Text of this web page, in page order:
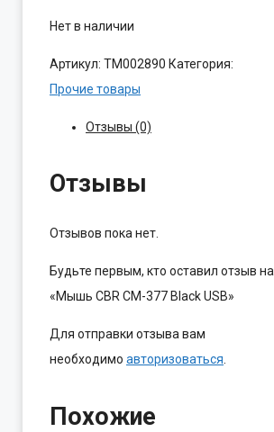
Нет в наличии
Артикул: ТМ002890 Категория:
Прочие товары
Отзывы (0)
Отзывы
Отзывов пока нет.
Будьте первым, кто оставил отзыв на
«Мышь CBR CM-377 Black USB»
Для отправки отзыва вам
необходимо авторизоваться
Похожие